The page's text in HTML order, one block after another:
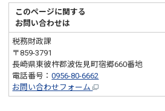
このページに関する
お問い合わせは
税務財政課
〒859-3791
長崎県東彼杵郡波佐見町宿郷660番地
電話番号：0956-80-6662
お問い合わせフォーム